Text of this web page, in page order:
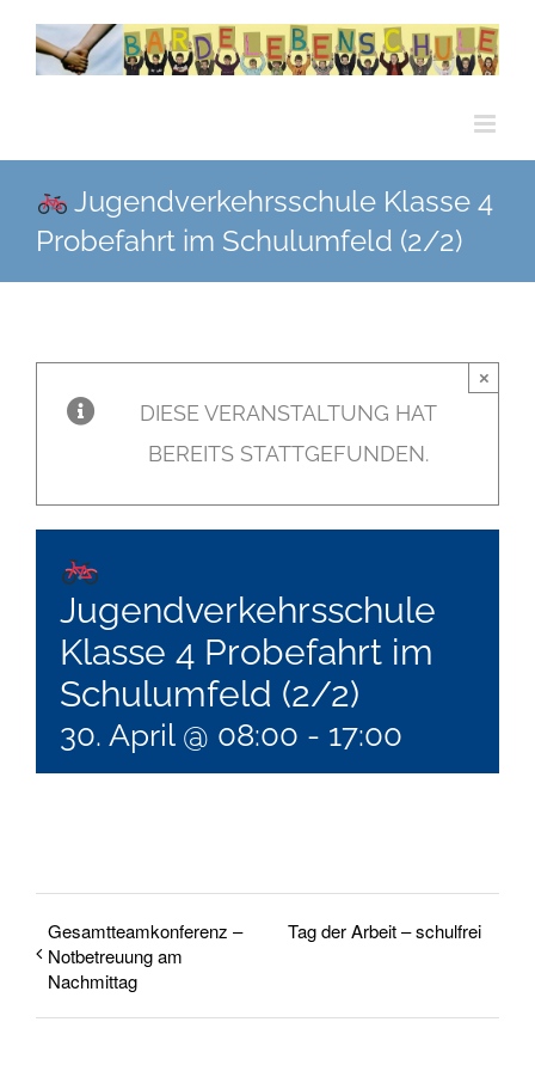
Zum
Inhalt
Jugendverkehrsschule Klasse 4
Probefahrt im Schulumfeld (2/2)
DIESE VERANSTALTUNG HAT
BEREITS STATTGEFUNDEN.
×
Jugendverkehrsschule
Klasse 4 Probefahrt im
Schulumfeld (2/2)
30. April @ 08:00 - 17:00
Gesamtteamkonferenz –
Notbetreuung am
Nachmittag
Tag der Arbeit – schulfrei